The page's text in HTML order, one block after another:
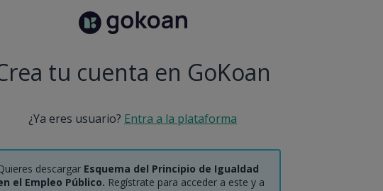
tu cuenta en GoKoan
¿Ya eres usuario? Entra a la plataforma
descargar Esquema del Principio de Igualdad
el Empleo Público. Regístrate para acceder a este y a